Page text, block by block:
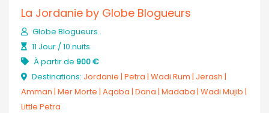
La Jordanie by Globe Blogueurs
Globe Blogueurs .
11 Jour / 10 nuits
À partir de 900 €
Destinations: Jordanie | Petra | Wadi Rum | Jerash |
Amman | Mer Morte | Aqaba | Dana | Madaba | Wadi Mujib |
Little Petra